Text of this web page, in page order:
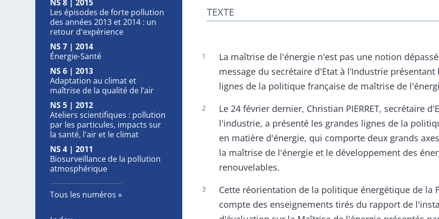
NS 8 | 2015
Les épisodes de forte pollution
des années 2013 et 2014 : un
retour d'expérience
NS 7 | 2014
Énergie-Santé
NS 6 | 2013
Adaptation au climat et
maîtrise de la qualité de l’air
NS 5 | 2012
Ateliers scientifiques : pollution
par les particules, impacts sur
la santé, l'air et le climat
NS 4 | 2011
Biosurveillance de la pollution
atmosphérique
Tous les numéros
TEXTE
La maîtrise de l'énergie n'est pas une notion
message du secrétaire d'Etat à l’Industrie présentant
lignes de la politique française de maîtrise de
Le 24 février dernier, Christian PIERRET, secrétaire
l'industrie, a présenté les grandes lignes de la
en matière d'énergie, qui comporte deux grands
la maîtrise de l'énergie et le développement des
renouvelables.
Cette réorientation de la politique énergétique de la
compte des enseignements tirés du rapport de